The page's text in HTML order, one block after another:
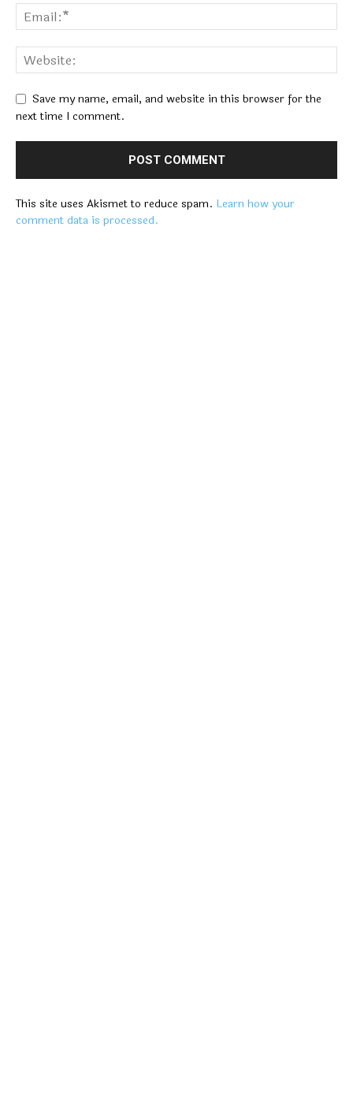
Save my name, email, and website in this browser for the
next time I comment.
This site uses Akismet to reduce spam. Learn how your
comment data is processed.